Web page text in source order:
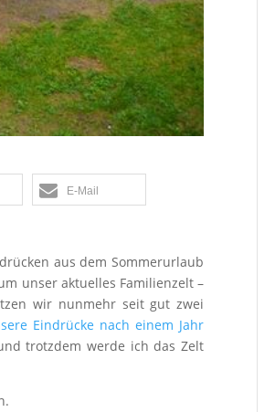
E-Mail
aus dem Sommerurlaub
unser aktuelles Familienzelt –
wir nunmehr seit gut zwei
Eindrücke nach einem Jahr
trotzdem werde ich das Zelt